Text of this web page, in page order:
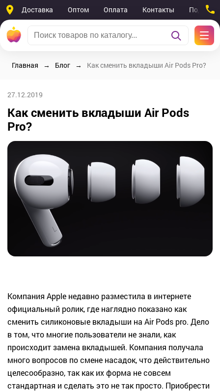
Доставка Оптом Оплата Контакты
Главная Блог Как сменить вкладыши Air Pods Pro?
27.12.2019
Как сменить вкладыши Air Pods
Pro?
Компания Apple недавно разместила в интернете
официальный ролик, где наглядно показано как
сменить силиконовые вкладыши на Air Pods pro. Дело
в том, что многие пользователи не знали, как
происходит замена вкладышей. Компания получала
много вопросов по смене насадок, что действительно
целесообразно, так как их форма не совсем
стандартная и сделать это не так просто. Приобрести